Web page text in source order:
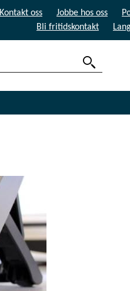
Kontakt oss Jobbe hos oss
Bli fritidskontakt